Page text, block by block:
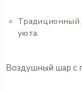
Традиционный
уюта.
Воздушный шар с